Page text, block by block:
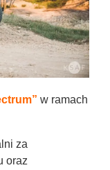
w ramach
za
oraz